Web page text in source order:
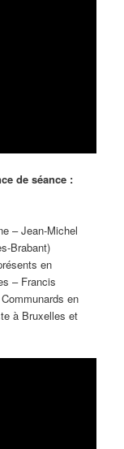
de séance :
– Jean-Michel
Brabant)
en
– Francis
en
à Bruxelles et